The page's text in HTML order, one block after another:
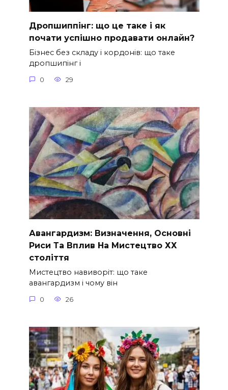
Дропшиппінг: що це таке і як
почати успішно продавати онлайн?
Бізнес без складу і кордонів: що таке
дропшипінг і
0 29
Авангардизм: Визначення, Основні
Риси Та Вплив На Мистецтво ХХ
століття
Мистецтво навиворіт: що таке
авангардизм і чому він
0 26